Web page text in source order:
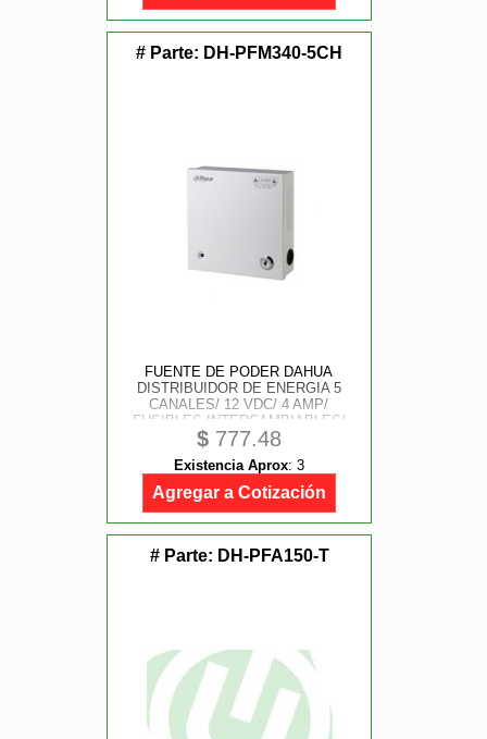
# Parte: DH-PFM340-5CH
FUENTE DE PODER DAHUA
DISTRIBUIDOR DE ENERGIA 5
CANALES/ 12 VDC/ 4 AMP/
FUSIBLES INTERCAMBIABLES/
PROTECCION DE SOBRECARGA/
COLOR BLANCO
$ 777.48
Existencia Aprox: 3
Agregar a Cotización
# Parte: DH-PFA150-T